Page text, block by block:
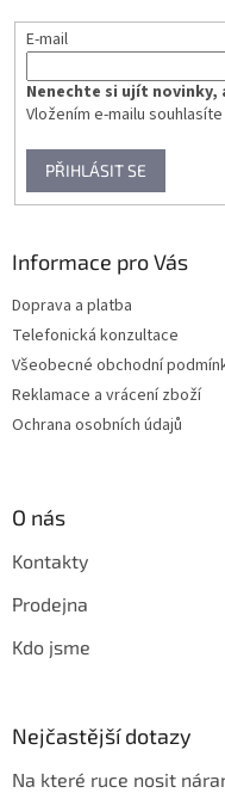
E-mail
Nenechte si ujít novinky,
Vložením e-mailu
PŘIHLÁSIT SE
Informace pro Vás
Doprava a platba
Telefonická konzultace
Všeobecné obchodní
Reklamace a vrácení zboží
Ochrana osobních údajů
O nás
Kontakty
Prodejna
Kdo jsme
Nejčastější dotazy
Na které ruce nosit